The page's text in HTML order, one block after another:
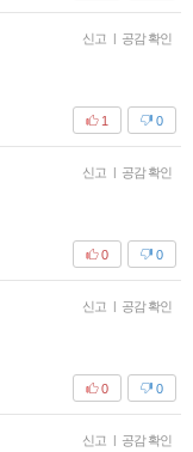
신고 | 공감 확인
0
1
신고 | 공감 확인
0
0
신고 | 공감 확인
0
0
신고 | 공감 확인